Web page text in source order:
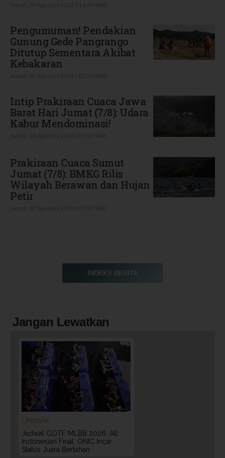
Pengumuman! Pendakian
Gunung Gede Pangrango
Ditutup Sementara Akibat
Kebakaran
Intip Prakiraan Cuaca Jawa
Barat Hari Jumat (7/8): Udara
Kabur Mendominasi!
Prakiraan Cuaca Sumut
Jumat (7/8): BMKG Rilis
Wilayah Berawan dan Hujan
Petir
INDEKS BERITA
Jangan Lewatkan
Lifestyle
Jadwal GOTF MLBB 2026: All
Indonesian Final, ONIC Incar
Status Juara Bertahan